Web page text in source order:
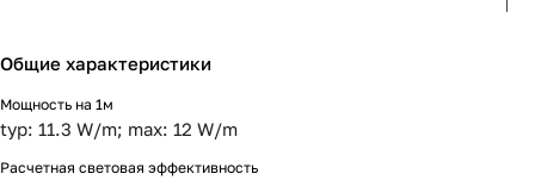
Общие характеристики
Мощность на 1м
typ: 11.3 W/m; max: 12 W/m
Расчетная световая эффективность